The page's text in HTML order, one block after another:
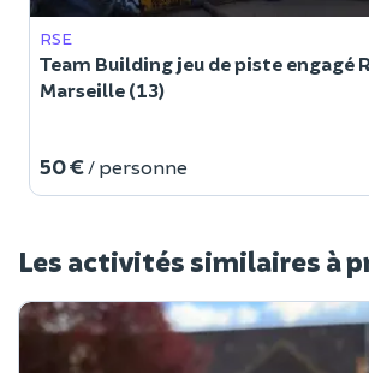
RSE
Team Building jeu de piste engagé
Marseille (13)
50 € / personne
Les activités similaires à